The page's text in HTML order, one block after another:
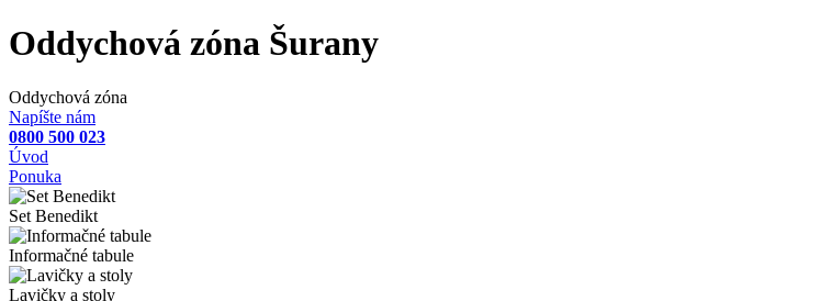
Oddychová zóna Šurany
Oddychová zóna
Napíšte nám
0800 500 023
Úvod
Ponuka
Set Benedikt
Informačné tabule
Lavičky a stoly